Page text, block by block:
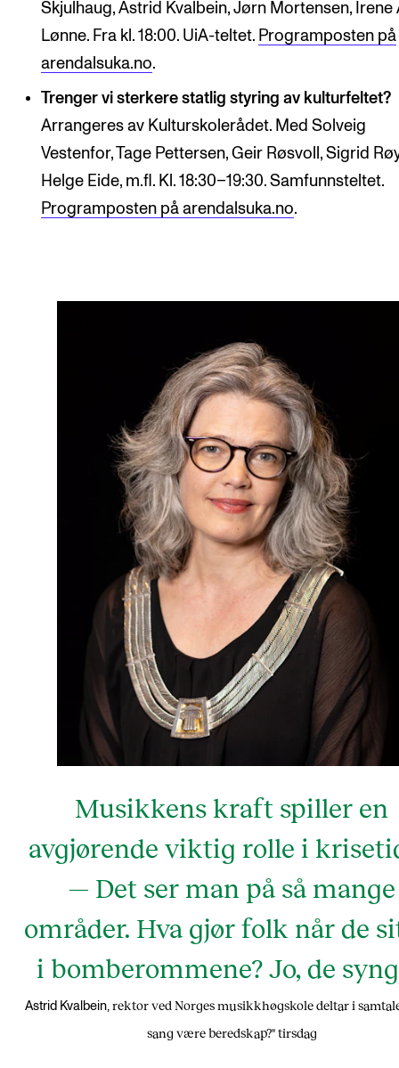
Skjulhaug, Astrid Kvalbein, Jørn Mortensen, Irene
Lønne. Fra kl. 18:00. UiA-teltet. Programposten på
arendalsuka.no.
Trenger vi sterkere statlig styring av kulturfeltet?
Arrangeres av Kulturskolerådet. Med Solveig
Vestenfor, Tage Pettersen, Geir Røsvoll, Sigrid
Helge Eide, m.fl. Kl. 18:30–19:30. Samfunnsteltet.
Programposten på arendalsuka.no.
Musikkens kraft spiller en
avgjørende viktig rolle i
— Det ser man på så mange
områder. Hva gjør folk når de
i bomberommene? Jo, de
Astrid Kvalbein, rektor ved Norges musikkhøgskole deltar i
sang være beredskap?" tirsdag